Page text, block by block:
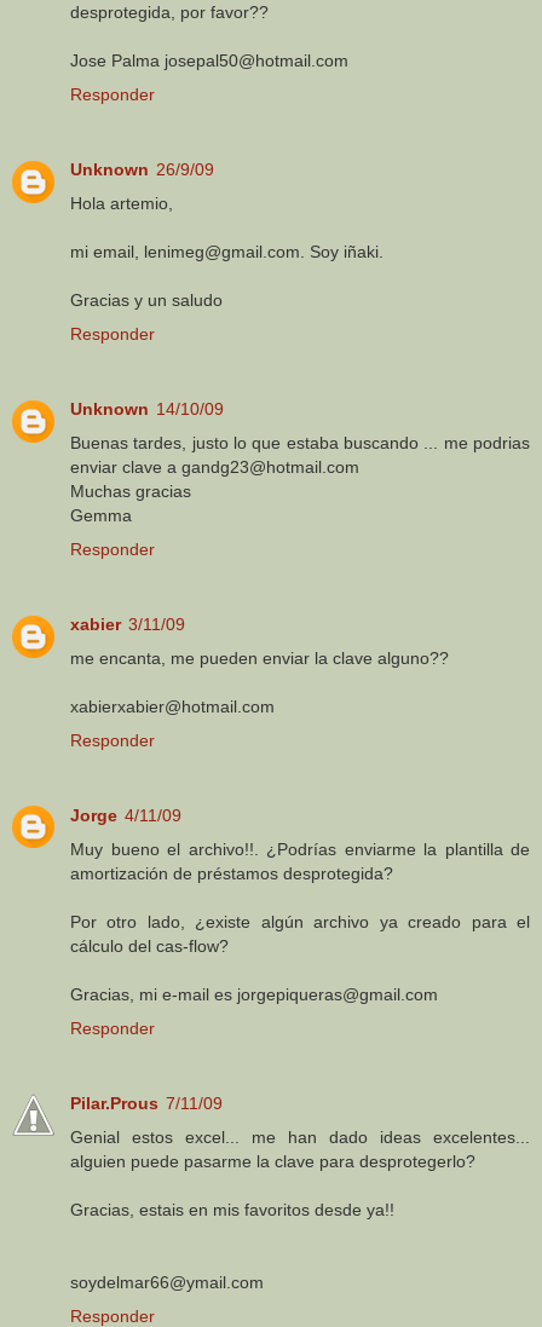
desprotegida, por favor??
Jose Palma josepal50@hotmail.com
Responder
Unknown 26/9/09
Hola artemio,
mi email, lenimeg@gmail.com. Soy iñaki.
Gracias y un saludo
Responder
Unknown 14/10/09
Buenas tardes, justo lo que estaba buscando ... me podrias
enviar clave a gandg23@hotmail.com
Muchas gracias
Gemma
Responder
xabier 3/11/09
me encanta, me pueden enviar la clave alguno??
xabierxabier@hotmail.com
Responder
Jorge 4/11/09
Muy bueno el archivo!!. ¿Podrías enviarme la plantilla de
amortización de préstamos desprotegida?
Por otro lado, ¿existe algún archivo ya creado para el
cálculo del cas-flow?
Gracias, mi e-mail es jorgepiqueras@gmail.com
Responder
Pilar.Prous 7/11/09
Genial estos excel... me han dado ideas excelentes...
alguien puede pasarme la clave para desprotegerlo?
Gracias, estais en mis favoritos desde ya!!
soydelmar66@ymail.com
Responder